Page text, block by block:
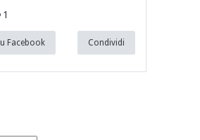
1
Facebook Condividi